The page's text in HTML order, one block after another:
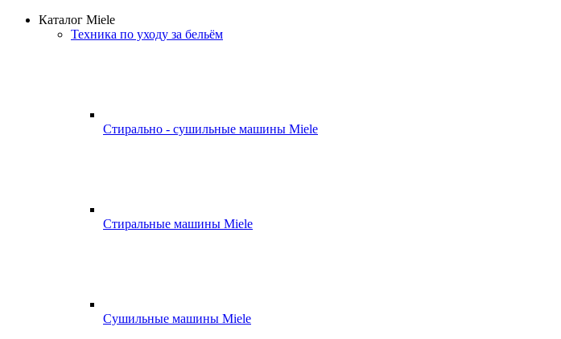
Каталог Miele
Техника по уходу за бельём
Стирально - сушильные машины Miele
Стиральные машины Miele
Сушильные машины Miele